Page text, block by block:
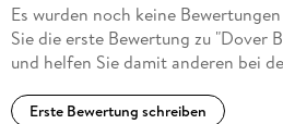
Es wurden noch keine
Sie die erste Bewertung zu "Dover
und helfen Sie damit anderen bei
Erste Bewertung schreiben